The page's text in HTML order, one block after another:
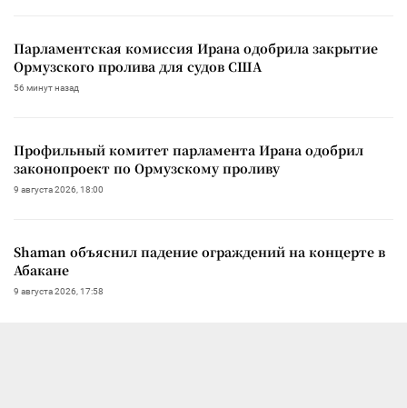
Парламентская комиссия Ирана одобрила закрытие
Ормузского пролива для судов США
56 минут назад
Профильный комитет парламента Ирана одобрил
законопроект по Ормузскому проливу
9 августа 2026, 18:00
Shaman объяснил падение ограждений на концерте в
Абакане
9 августа 2026, 17:58